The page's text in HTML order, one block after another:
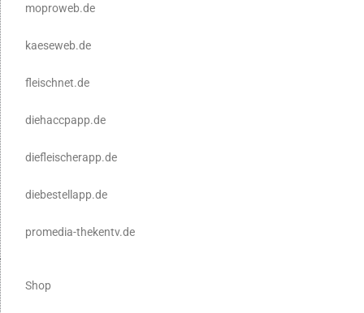
moproweb.de
kaeseweb.de
fleischnet.de
diehaccpapp.de
diefleischerapp.de
diebestellapp.de
promedia-thekentv.de
Shop